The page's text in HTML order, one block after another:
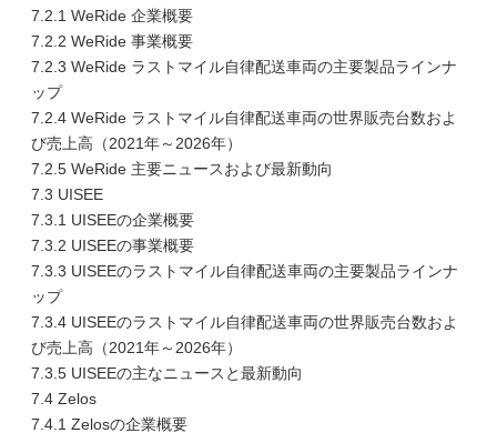
7.2.1 WeRide 企業概要
7.2.2 WeRide 事業概要
7.2.3 WeRide ラストマイル自律配送車両の主要製品ラインナ
ップ
7.2.4 WeRide ラストマイル自律配送車両の世界販売台数およ
び売上高（2021年～2026年）
7.2.5 WeRide 主要ニュースおよび最新動向
7.3 UISEE
7.3.1 UISEEの企業概要
7.3.2 UISEEの事業概要
7.3.3 UISEEのラストマイル自律配送車両の主要製品ラインナ
ップ
7.3.4 UISEEのラストマイル自律配送車両の世界販売台数およ
び売上高（2021年～2026年）
7.3.5 UISEEの主なニュースと最新動向
7.4 Zelos
7.4.1 Zelosの企業概要